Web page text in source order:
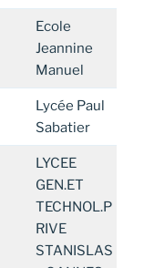
Ecole
Jeannine
Manuel
Lycée Paul
Sabatier
LYCEE
GEN.ET
TECHNOL.P
RIVE
STANISLAS